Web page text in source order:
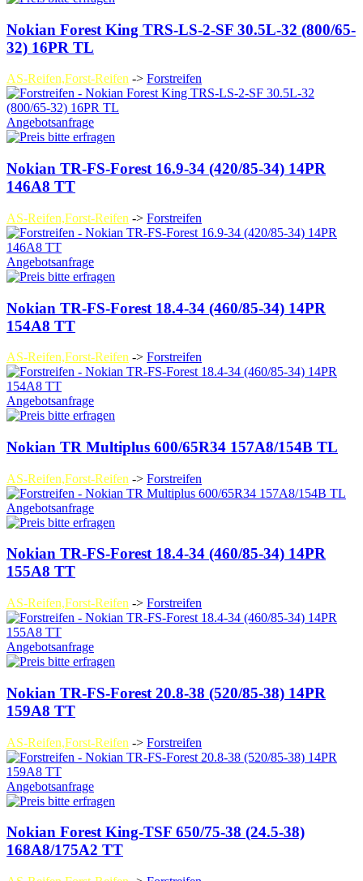
Nokian Forest King TRS-LS-2-SF 30.5L-32 (800/65-
32) 16PR TL
AS-Reifen,Forst-Reifen -> Forstreifen
Angebotsanfrage
Nokian TR-FS-Forest 16.9-34 (420/85-34) 14PR
146A8 TT
AS-Reifen,Forst-Reifen -> Forstreifen
Angebotsanfrage
Nokian TR-FS-Forest 18.4-34 (460/85-34) 14PR
154A8 TT
AS-Reifen,Forst-Reifen -> Forstreifen
Angebotsanfrage
Nokian TR Multiplus 600/65R34 157A8/154B TL
AS-Reifen,Forst-Reifen -> Forstreifen
Angebotsanfrage
Nokian TR-FS-Forest 18.4-34 (460/85-34) 14PR
155A8 TT
AS-Reifen,Forst-Reifen -> Forstreifen
Angebotsanfrage
Nokian TR-FS-Forest 20.8-38 (520/85-38) 14PR
159A8 TT
AS-Reifen,Forst-Reifen -> Forstreifen
Angebotsanfrage
Nokian Forest King-TSF 650/75-38 (24.5-38)
168A8/175A2 TT